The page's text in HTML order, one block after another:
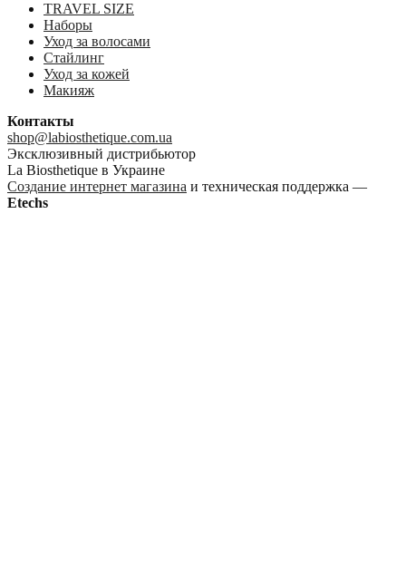
TRAVEL SIZE
Наборы
Уход за волосами
Стайлинг
Уход за кожей
Макияж
Контакты
shop@labiosthetique.com.ua
Эксклюзивный дистрибьютор
La Biosthetique в Украине
Создание интернет магазина и техническая поддержка —
Etechs